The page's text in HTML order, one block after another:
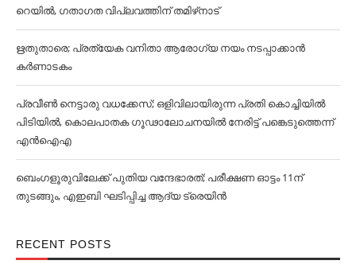
റെയില്‍, ഗതാഗത വിപ്ലവത്തിന് തമിഴ്‌നാട്
ഋതുതാരെ; പ്രത്യേക വനിതാ ആരോഗ്യ നയം നടപ്പാക്കാൻ
കര്‍ണാടകം
പ്രവീൺ നെട്ടാരു വധക്കേസ്; ഒളിവിലായിരുന്ന പ്രതി കൊച്ചിയിൽ
പിടിയിൽ, കൊലപാതക ഗൂഢാലോചനയിൽ നേരിട്ട് പങ്കെടുത്തെന്ന്
എൻഐഎ
ബെംഗളൂരുവിലേക്ക് പുതിയ വന്ദേഭാരത്; പരീക്ഷണ ഓട്ടം 11ന്
തുടങ്ങും, എഇബി ഘടിപ്പിച്ച ആദ്യ ട്രെയിന്‍
RECENT POSTS